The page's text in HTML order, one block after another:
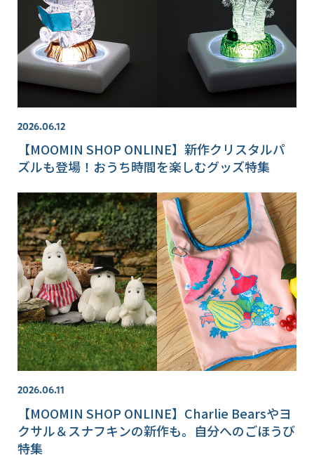
2026.06.12
【MOOMIN SHOP ONLINE】新作クリスタルパ
ズルも登場！おうち時間を楽しむグッズ特集
2026.06.11
【MOOMIN SHOP ONLINE】Charlie Bearsやヨ
クサル＆スナフキンの新作も。自分へのごほうび
特集